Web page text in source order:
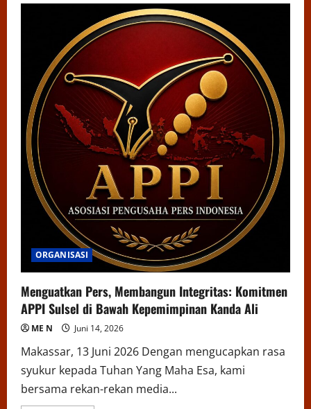
ORGANISASI
Menguatkan Pers, Membangun Integritas: Komitmen
APPI Sulsel di Bawah Kepemimpinan Kanda Ali
ME N Juni 14, 2026
Makassar, 13 Juni 2026 Dengan mengucapkan rasa
syukur kepada Tuhan Yang Maha Esa, kami
bersama rekan-rekan media...